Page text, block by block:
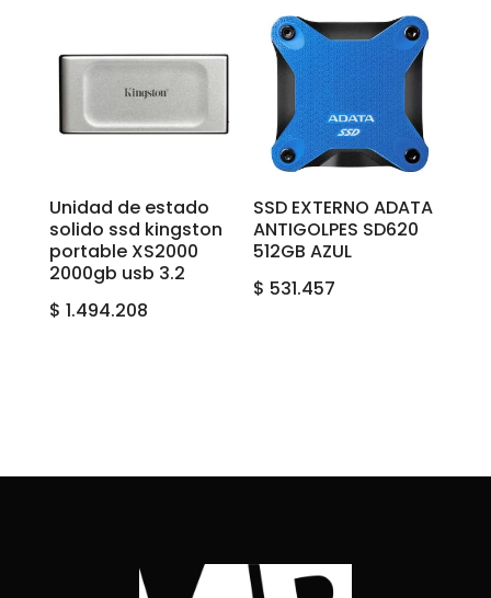
Unidad de estado
solido ssd kingston
portable XS2000
2000gb usb 3.2
$ 1.494.208
SSD EXTERNO ADATA
ANTIGOLPES SD620
512GB AZUL
$ 531.457